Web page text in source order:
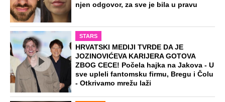
njen odgovor, za sve je bila u pravu
STARS
HRVATSKI MEDIJI TVRDE DA JE
JOZINOVIĆEVA KARIJERA GOTOVA
ZBOG CECE! Počela hajka na Jakova - U
sve upleli fantomsku firmu, Bregu i Čolu
- Otkrivamo mrežu laži